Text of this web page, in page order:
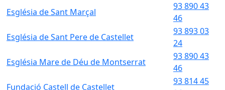
Església de Sant Marçal
93 890 43
46
Església de Sant Pere de Castellet
93 893 03
24
Església Mare de Déu de Montserrat
93 890 43
46
Fundació Castell de Castellet
93 814 45